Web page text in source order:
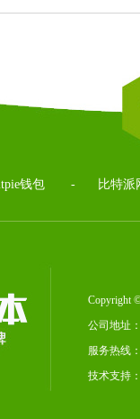
钱包 - 比特
Copyright
公司地址
服务热线
技术支持